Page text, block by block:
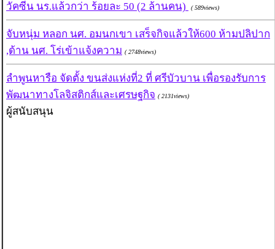
วัคซีน นร.แล้วกว่า ร้อยละ 50 (2 ล้านคน)
( 589views)
จับหนุ่ม หลอก นศ. อมนกเขา เสร็จกิจแล้วให้600 ห้ามปลิปาก
,ด้าน นศ. โร่เข้าแจ้งความ ( 2748views)
ลำพูนหารือ จัดตั้ง ขนส่งแห่งที่2 ที่ ศรีบัวบาน เพื่อรองรับการ
พัฒนาทางโลจิสติกส์และเศรษฐกิจ ( 2131views)
ผู้สนับสนุน